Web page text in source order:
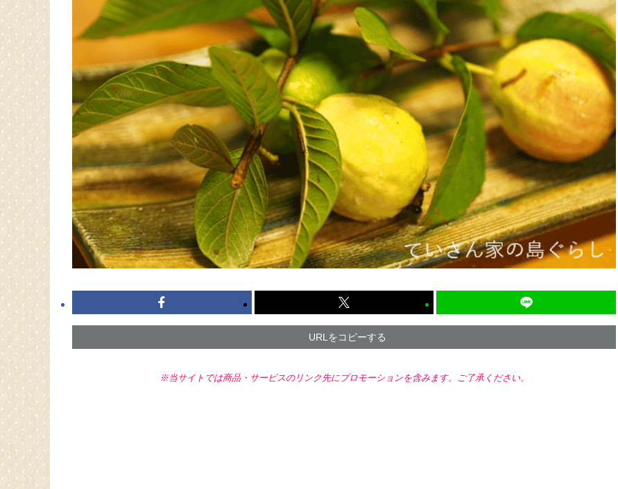
URLをコピーする
※当サイトでは商品・サービスのリンク先にプロモーションを含みます。ご了承ください。